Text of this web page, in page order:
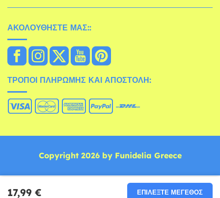
17,99 € ΕΠΙΛΈΞΤΕ ΜΈΓΕΘΟΣ
ΑΚΟΛΟΥΘΉΣΤΕ ΜΑΣ::
ΤΡΌΠΟΙ ΠΛΗΡΩΜΉΣ ΚΑΙ ΑΠΟΣΤΟΛΉ:
Copyright 2026 by Funidelia Greece